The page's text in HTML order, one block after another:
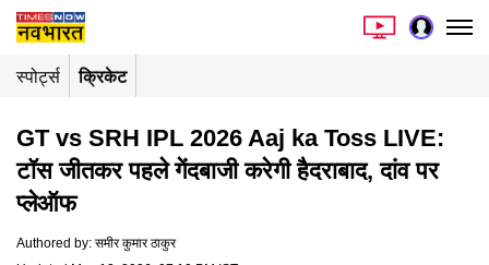
स्पोर्ट्स क्रिकेट
GT vs SRH IPL 2026 Aaj ka Toss LIVE:
टॉस जीतकर पहले गेंदबाजी करेगी हैदराबाद, दांव पर
प्लेऑफ
Authored by: समीर कुमार ठाकुर